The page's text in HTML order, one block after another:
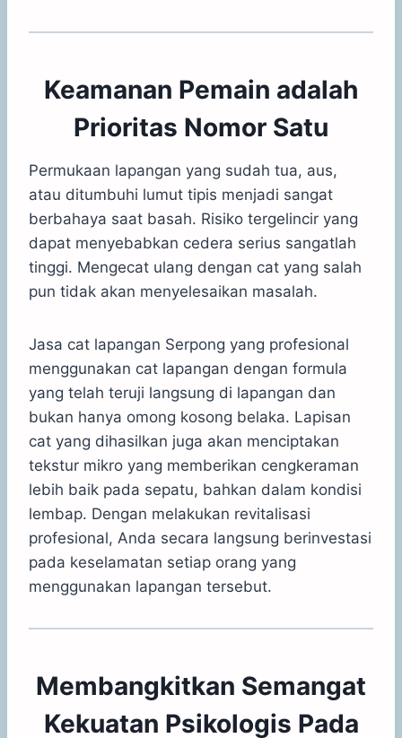
Keamanan Pemain adalah
Prioritas Nomor Satu
Permukaan lapangan yang sudah tua, aus,
atau ditumbuhi lumut tipis menjadi sangat
berbahaya saat basah. Risiko tergelincir yang
dapat menyebabkan cedera serius sangatlah
tinggi. Mengecat ulang dengan cat yang salah
pun tidak akan menyelesaikan masalah.
Jasa cat lapangan Serpong yang profesional
menggunakan cat lapangan dengan formula
yang telah teruji langsung di lapangan dan
bukan hanya omong kosong belaka. Lapisan
cat yang dihasilkan juga akan menciptakan
tekstur mikro yang memberikan cengkeraman
lebih baik pada sepatu, bahkan dalam kondisi
lembap. Dengan melakukan revitalisasi
profesional, Anda secara langsung berinvestasi
pada keselamatan setiap orang yang
menggunakan lapangan tersebut.
Membangkitkan Semangat
Kekuatan Psikologis Pada